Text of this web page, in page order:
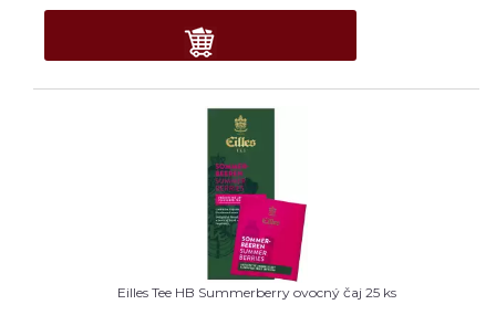
Eilles Tee HB Summerberry ovocný čaj 25 ks